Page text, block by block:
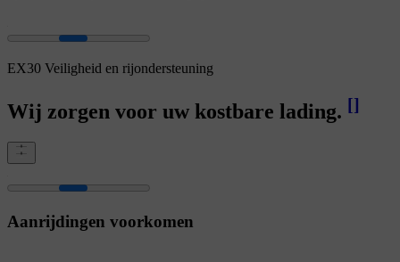
EX30 Veiligheid en rijondersteuning
Wij zorgen voor uw kostbare lading. []
Aanrijdingen voorkomen